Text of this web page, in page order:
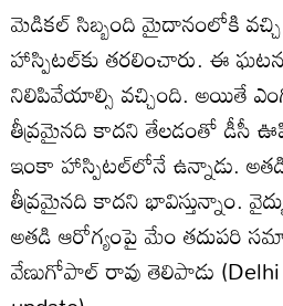
మెడికల్ సిబ్బంది మైదానంలోకి
హాస్పిటల్‌కు తరలించారు. ఈ
నిలిపివేయాల్సి వచ్చింది. అయితే
తీవ్రమైనది కాదని తేలడంతో డీసీ
ఇంకా హాస్పిటల్‌లోనే ఉన్నాడు.
తీవ్రమైనది కాదని భావిస్తున్నాం.
అతడి ఆరోగ్యంపై మేం తదుపరి
వేణుగోపాల్ రావు తెలిపాడు